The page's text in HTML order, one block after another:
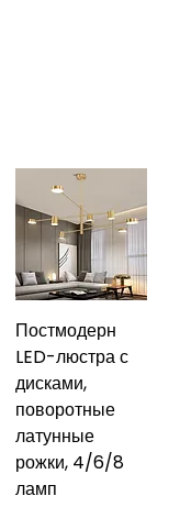
Постмодерн
LED-люстра с
дисками,
поворотные
латунные
рожки, 4/6/8
ламп